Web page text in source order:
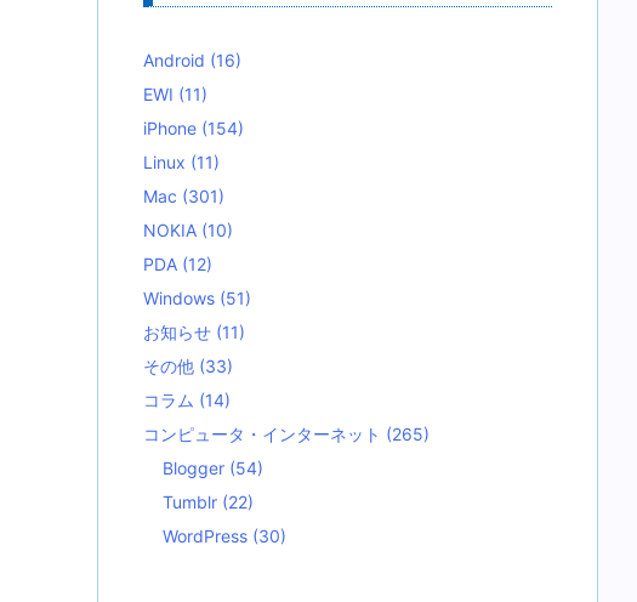
Android (16)
EWI (11)
iPhone (154)
Linux (11)
Mac (301)
NOKIA (10)
PDA (12)
Windows (51)
お知らせ (11)
その他 (33)
コラム (14)
コンピュータ・インターネット (265)
Blogger (54)
Tumblr (22)
WordPress (30)